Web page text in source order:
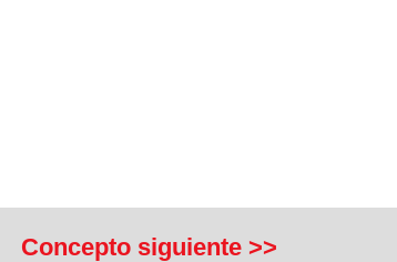
Concepto siguiente >>